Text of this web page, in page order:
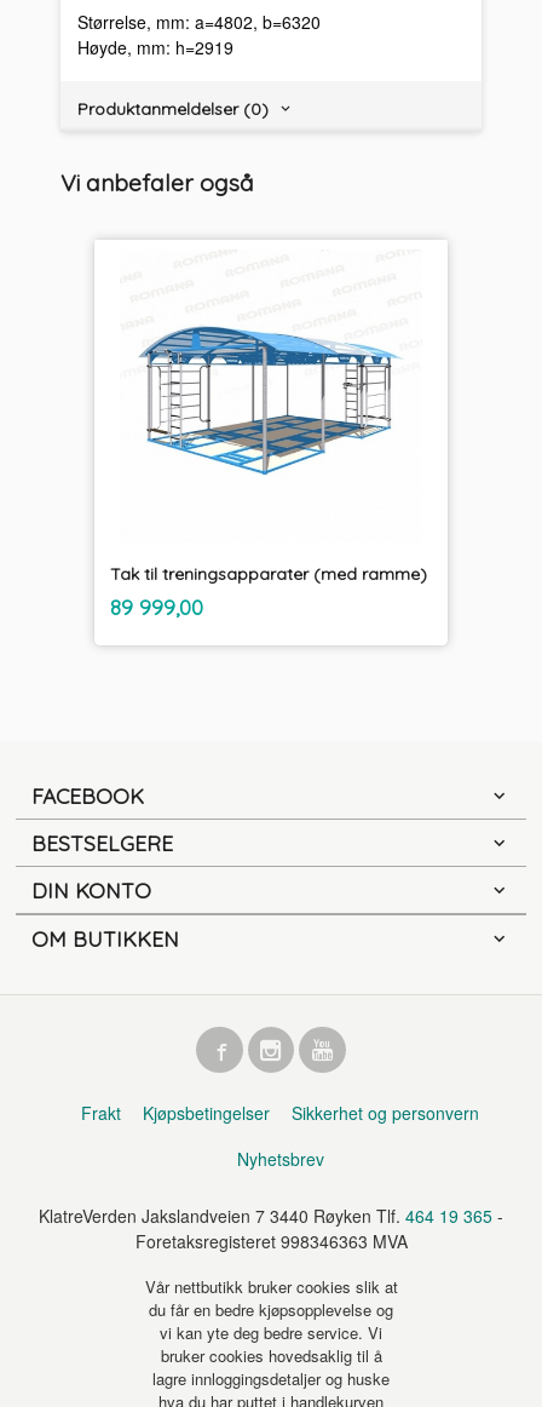
Størrelse, mm: a=4802, b=6320
Høyde, mm: h=2919
Produktanmeldelser (0)
Vi anbefaler også
Tak til treningsapparater (med ramme)
Pris
89 999,00inkl.
mva.
FACEBOOK
BESTSELGERE
DIN KONTO
OM BUTIKKEN
Frakt Kjøpsbetingelser
Sikkerhet og personvern
Nyhetsbrev
KlatreVerden Jakslandveien 7 3440 Røyken Tlf. 464 19 365 -
Foretaksregisteret 998346363 MVA
Vår nettbutikk bruker cookies slik at
du får en bedre kjøpsopplevelse og
vi kan yte deg bedre service. Vi
bruker cookies hovedsaklig til å
lagre innloggingsdetaljer og huske
hva du har puttet i handlekurven